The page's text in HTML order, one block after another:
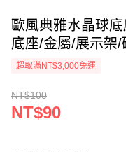
歐風典雅水晶球
底座/金屬/展示架/
超取滿NT$3,000免運
NT$100
NT$90